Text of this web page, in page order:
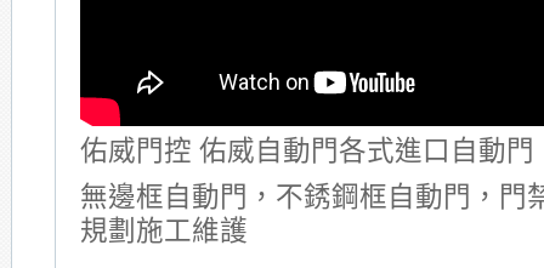
佑威門控 佑威自動門各式進口自動門
無邊框自動門，不銹鋼框自動門，門
規劃施工維護